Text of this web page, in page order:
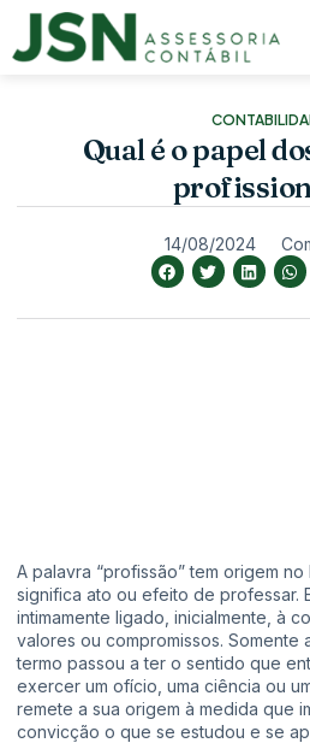
Qual é o papel
14/08/2024
A palavra “profissão” tem origem no
significa ato ou efeito de professar.
intimamente ligado, inicialmente, à
valores ou compromissos. Somente
termo passou a ter o sentido que
exercer um ofício, uma ciência ou
remete a sua origem à medida que
convicção o que se estudou e se